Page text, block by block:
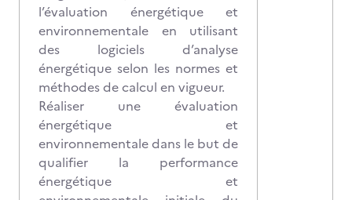
l’évaluation énergétique et
environnementale en utilisant
des logiciels d’analyse
énergétique selon les normes et
méthodes de calcul en vigueur.
Réaliser une évaluation
énergétique et
environnementale dans le but de
qualifier la performance
énergétique et